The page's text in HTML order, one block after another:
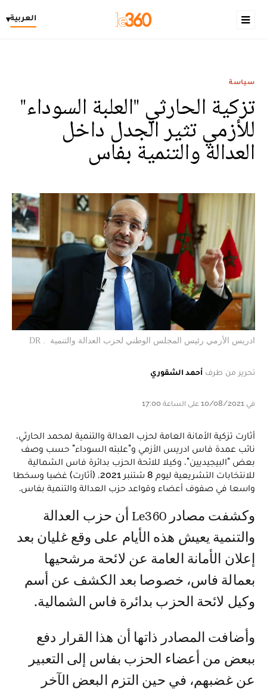
العربية▾
سياسة
تزكية الحارثي "العلبة السوداء"
للأزمي تثير الجدل داخل
العدالة والتنمية بفاس
ادريس الأزمي رئيس المجلس الوطني لحزب العدالة والتنمية . DR
تحرير من طرف أحمد الشقوري
في 10/08/2021 على الساعة 17:00
أثارت تزكية الأمانة العامة لحزب العدالة والتنمية لمحمد الحارثي،
نائب عمدة فاس ادريس الأزمي و"علبته السوداء" حسب وصف
بعض "البيجيديين"، وكيلا للائحة الحزب بدائرة فاس الشمالية
للانتخابات التشريعية ليوم 8 شتنبر 2021، (أثارت) غضبا وسخطا
واسعا في صفوف أعضاء وقواعد حزب العدالة والتنمية بفاس.
وكشفت مصادر Le360 أن حزب العدالة
والتنمية يعيش هذه الأيام على وقع غليان بعد
إعلان الأمانة العامة عن لائحة مرشحيها
بعمالة فاس، خصوصا بعد الكشف عن أسم
وكيل لائحة الحزب بدائرة فاس الشمالية.
وأضافت المصادر ذاتها أن هذا القرار دفع
ببعض من أعضاء الحزب بفاس إلى التعبير
عن غضبهم، في حين التزم البعض الآخر